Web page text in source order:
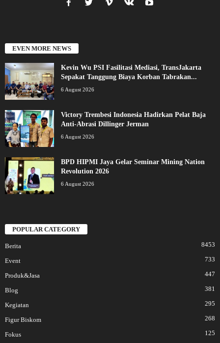
EVEN MORE NEWS
Kevin Wu PSI Fasilitasi Mediasi, TransJakarta
Sepakat Tanggung Biaya Korban Tabrakan...
6 August 2026
Victory Trembesi Indonesia Hadirkan Pelat Baja
Anti-Abrasi Dillinger Jerman
6 August 2026
BPD HIPMI Jaya Gelar Seminar Mining Nation
Revolution 2026
6 August 2026
POPULAR CATEGORY
Berita 8453
Event 733
Produk&Jasa 447
Blog 381
Kegiatan 295
Figur Biskom 268
Fokus 125